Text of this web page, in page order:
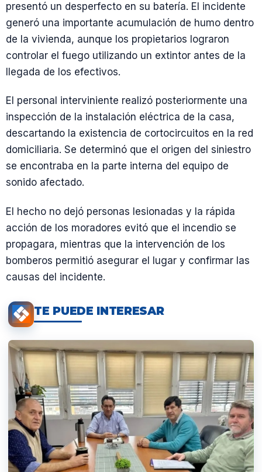
presentó un desperfecto en su batería. El incidente
generó una importante acumulación de humo dentro
de la vivienda, aunque los propietarios lograron
controlar el fuego utilizando un extintor antes de la
llegada de los efectivos.
El personal interviniente realizó posteriormente una
inspección de la instalación eléctrica de la casa,
descartando la existencia de cortocircuitos en la red
domiciliaria. Se determinó que el origen del siniestro
se encontraba en la parte interna del equipo de
sonido afectado.
El hecho no dejó personas lesionadas y la rápida
acción de los moradores evitó que el incendio se
propagara, mientras que la intervención de los
bomberos permitió asegurar el lugar y confirmar las
causas del incidente.
TE PUEDE INTERESAR